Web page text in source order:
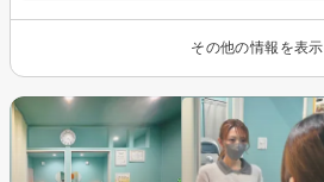
その他の情報を表示